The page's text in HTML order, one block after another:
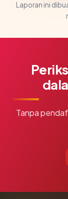
Laporan ini
Tanpa